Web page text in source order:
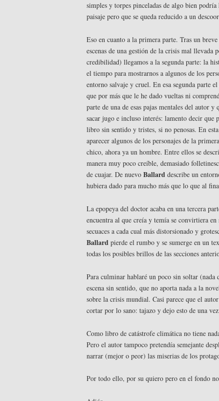
simples y torpes pinceladas de algo bien
paisaje pero que se queda reducido a un
Eso en cuanto a la primera parte. Tras un
escenas de una gestión de la crisis mal llevada
credibilidad) llegamos a la segunda parte: la
el tiempo para mostrarnos a algunos de los
entorno salvaje y cruel. En esa segunda parte
que por más que le he dado vueltas ni
parte de una de esas pajas mentales del autor y
sacar jugo e incluso interés: lamento decir que
libro sin sentido y tristes, si no penosas. En
aparecer algunos de los personajes de la
chico, ahora ya un hombre. Entre ellos se
manera muy poco creíble, demasiado
de cuajar. De nuevo Ballard describe un
hubiera dado para mucho más que lo que al
La epopeya del doctor acaba en una tercera
encuentra al que creía y temía se convirtiera en
secuaces a cada cual más distorsionado y
Ballard pierde el rumbo y se sumerge en un
todas los posibles brillos de las secciones
Para culminar hablaré un poco sin soltar
escena sin sentido, que no aporta nada a la
sobre la crisis mundial. Casi parece que el
cortar por lo sano: tajazo y dejo esto de una
Como libro de catástrofe climática no tiene
Pero el autor tampoco pretendía semejante
narrar (mejor o peor) las miserias de los
Por todo ello, por su quiero pero en el fondo